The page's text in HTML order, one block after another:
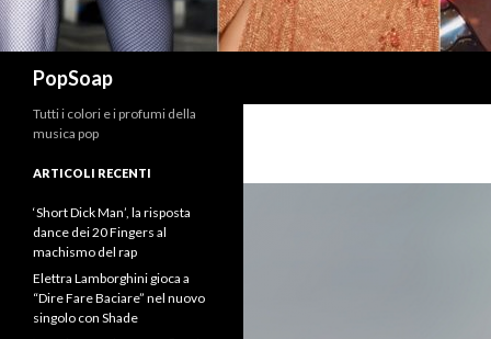
PopSoap
Tutti i colori e i profumi della
musica pop
ARTICOLI RECENTI
‘Short Dick Man’, la risposta
dance dei 20 Fingers al
machismo del rap
Elettra Lamborghini gioca a
“Dire Fare Baciare” nel nuovo
singolo con Shade